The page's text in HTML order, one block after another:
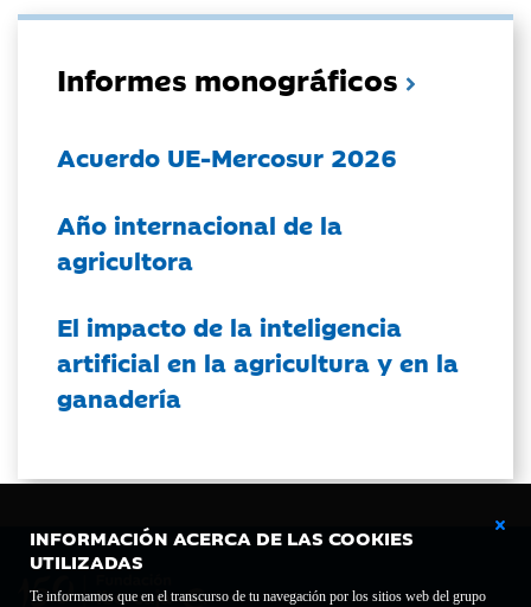
INFORMACIÓN ACERCA DE LAS COOKIES
UTILIZADAS
Te informamos que en el transcurso de tu navegación por los sitios web del grupo
Informes monográficos
Acuerdo UE-Mercosur 2026
Año internacional de la
agricultora
El impacto de la inteligencia
artificial en la agricultura y en la
ganadería